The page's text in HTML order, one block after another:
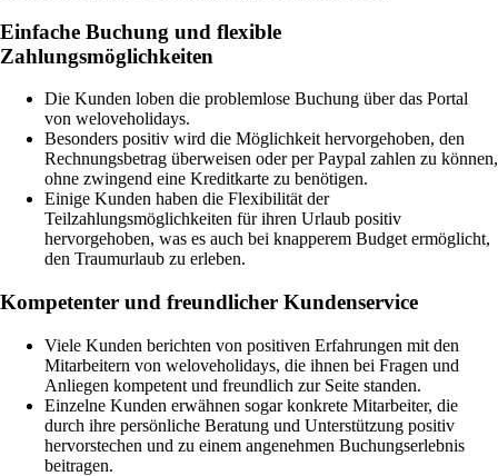
Einfache Buchung und flexible
Zahlungsmöglichkeiten
Die Kunden loben die problemlose Buchung über das Portal
von weloveholidays.
Besonders positiv wird die Möglichkeit hervorgehoben, den
Rechnungsbetrag überweisen oder per Paypal zahlen zu können,
ohne zwingend eine Kreditkarte zu benötigen.
Einige Kunden haben die Flexibilität der
Teilzahlungsmöglichkeiten für ihren Urlaub positiv
hervorgehoben, was es auch bei knapperem Budget ermöglicht,
den Traumurlaub zu erleben.
Kompetenter und freundlicher Kundenservice
Viele Kunden berichten von positiven Erfahrungen mit den
Mitarbeitern von weloveholidays, die ihnen bei Fragen und
Anliegen kompetent und freundlich zur Seite standen.
Einzelne Kunden erwähnen sogar konkrete Mitarbeiter, die
durch ihre persönliche Beratung und Unterstützung positiv
hervorstechen und zu einem angenehmen Buchungserlebnis
beitragen.